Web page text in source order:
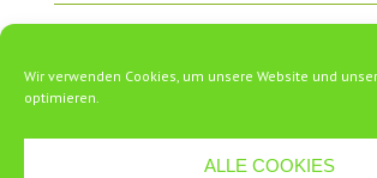
Wir verwenden Cookies, um unsere Website und
optimieren.
ALLE COOKIES
ZipaTile